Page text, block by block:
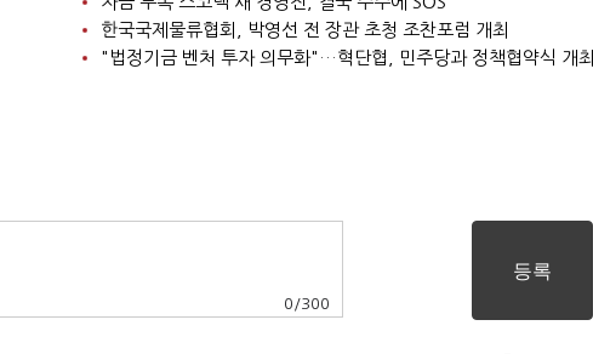
한국국제물류협회, 박영선 전 장관 초청 조찬포럼 개최
"법정기금 벤처 투자 의무화"…혁단협, 민주당과 정책협약식 개최
0 /300